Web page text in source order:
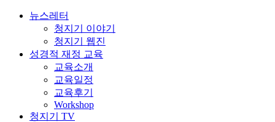
뉴스레터
청지기 이야기
청지기 웹진
성경적 재정 교육
교육소개
교육일정
교육후기
Workshop
청지기 TV